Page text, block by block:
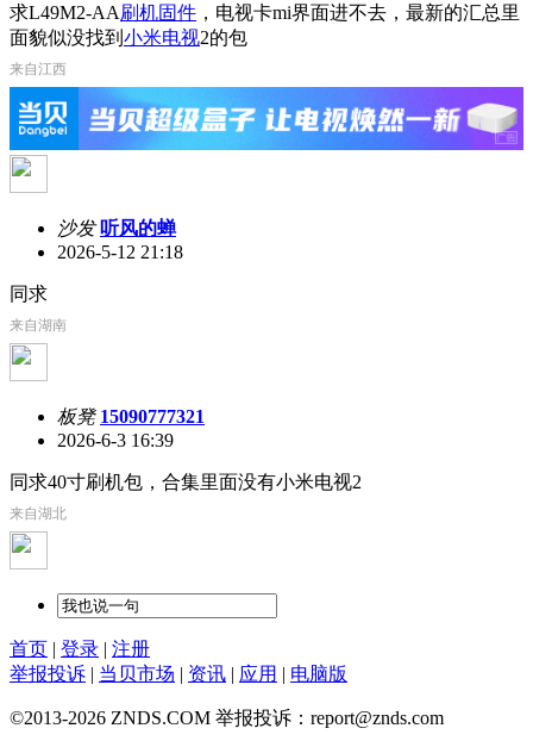
求L49M2-AA刷机固件 ，电视卡mi界面进不去，最新的汇总里
面貌似没找到 小米电视2的包
来自江西
沙发 听风的蝉
2026-5-12 21:18
同求
来自湖南
板凳 15090777321
2026-6-3 16:39
同求40寸刷机包，合集里面没有小米电视2
来自湖北
首页 | 登录 | 注册
举报投诉 | 当贝市场 | 资讯 | 应用 | 电脑版
©2013-2026 ZNDS.COM 举报投诉：report@znds.com